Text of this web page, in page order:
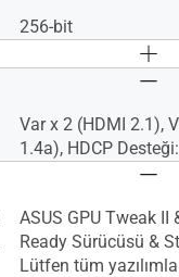
256-bit
Var x 2 (HDMI 2.1),
1.4a), HDCP
ASUS GPU Tweak II
Ready Sürücüsü &
Lütfen tüm